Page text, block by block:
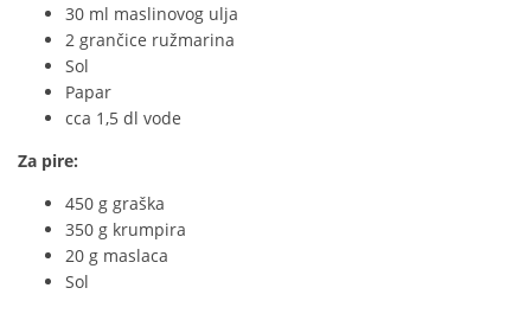
30 ml maslinovog ulja
2 grančice ružmarina
Sol
Papar
cca 1,5 dl vode
Za pire:
450 g graška
350 g krumpira
20 g maslaca
Sol